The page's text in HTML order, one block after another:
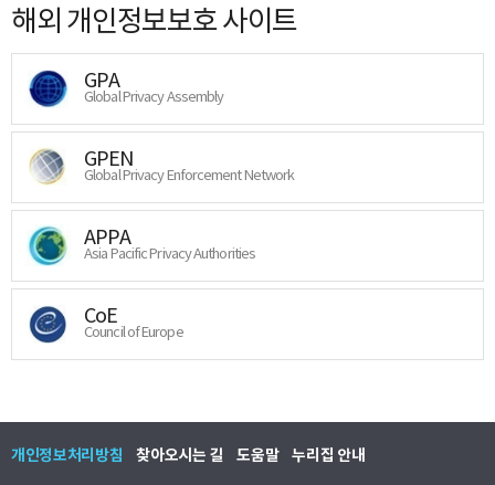
해외 개인정보보호 사이트
GPA
Global Privacy Assembly
GPEN
Global Privacy Enforcement Network
APPA
Asia Pacific Privacy Authorities
CoE
Council of Europe
개인정보처리방침 찾아오시는 길 도움말 누리집 안내